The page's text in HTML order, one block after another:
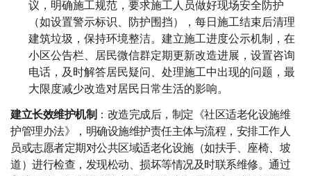
议，明确施工规范，要求施工人员做好现场安全防护
（如设置警示标识、防护围挡），每日施工结束后清理
建筑垃圾，保持环境整洁。建立施工进度公示机制，在
小区公告栏、居民微信群定期更新改造进展，设置咨询
电话，及时解答居民疑问、处理施工中出现的问题，最
大限度减少改造对居民日常生活的影响。
建立长效维护机制 ：改造完成后，制定《社区适老化设施维
护管理办法》，明确设施维护责任主体与流程，安排工作人
员或志愿者定期对公共区域适老化设施（如扶手、座椅、坡
道）进行检查，发现松动、损坏等情况及时联系维修。通过